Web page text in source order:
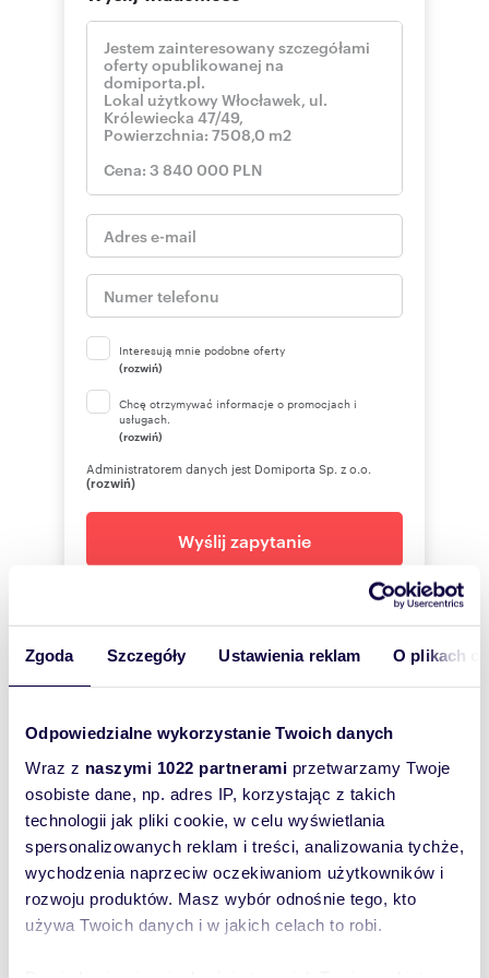
Zgoda Szczegóły Ustawienia reklam O plikach
Odpowiedzialne wykorzystanie Twoich danych
Wraz z naszymi 1022 partnerami przetwarzamy Twoje
osobiste dane, np. adres IP, korzystając z takich
technologii jak pliki cookie, w celu wyświetlania
spersonalizowanych reklam i treści, analizowania tychże,
wychodzenia naprzeciw oczekiwaniom użytkowników i
rozwoju produktów. Masz wybór odnośnie tego, kto
używa Twoich danych i w jakich celach to robi.
W Dziale II ujawniono właściciela Skarb Państwa
oraz ujawnione zostały prawa Orange Polska
S.A: prawo użytkowania wieczystego gruntu oraz
prawo własności budynku stanowiącego
odrębną nieruchomość.
W Dziale III jest wpis – ograniczenie w
rozporządzaniu nieruchomością – wzmianka o
wpisaniu objętej tą księgą nieruchomości do
Stan KW na dzień 09.01.2023
Strefa komunikacyjna
woda, kanalizacja, elektryczność, telefon
Numer oferty: T00896
Interesują mnie podobne oferty
(rozwiń)
Chcę otrzymywać informacje o promocjach i
usługach.
(rozwiń)
Administratorem danych jest Domiporta Sp. z o.o.
(rozwiń)
Wyślij zapytanie
Nieruchomości Orange
Zostaw telefon, oddzwonimy
bezpłatnie
Zatwierdź